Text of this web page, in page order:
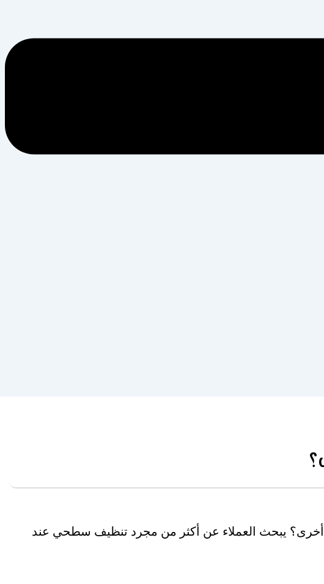
أخرى؟ يبحث العملاء عن أكثر من مجرد تنظيف سطحي عند